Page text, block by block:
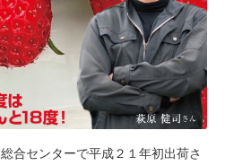
合センターで平成２１年初出荷さ